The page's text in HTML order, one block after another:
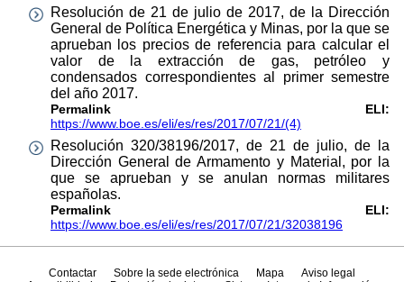
Resolución de 21 de julio de 2017, de la Dirección
General de Política Energética y Minas, por la que se
aprueban los precios de referencia para calcular el
valor de la extracción de gas, petróleo y
condensados correspondientes al primer semestre
del año 2017.
Permalink ELI:
https://www.boe.es/eli/es/res/2017/07/21/(4)
Resolución 320/38196/2017, de 21 de julio, de la
Dirección General de Armamento y Material, por la
que se aprueban y se anulan normas militares
españolas.
Permalink ELI:
https://www.boe.es/eli/es/res/2017/07/21/32038196
Contactar Sobre la sede electrónica Mapa
Aviso legal